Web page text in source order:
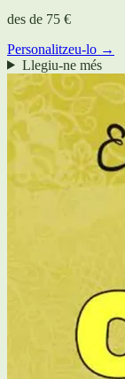
des de 75 €
Personalitzeu-lo →
Llegiu-ne més